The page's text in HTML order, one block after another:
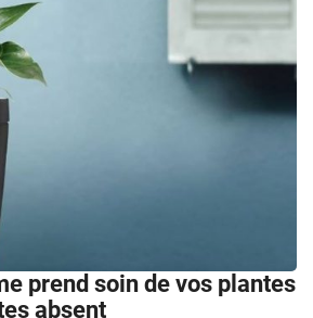
prend soin de vos plantes
absent